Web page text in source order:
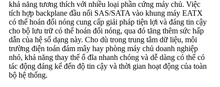
khả năng tương thích với nhiều loại phần cứng máy chủ. Việc
tích hợp backplane đầu nối SAS/SATA vào khung máy EATX
có thể hoán đổi nóng cung cấp giải pháp tiện lợi và đáng tin cậy
cho bộ lưu trữ có thể hoán đổi nóng, qua đó tăng thêm sức hấp
dẫn của hệ số dạng này. Cho dù trong trung tâm dữ liệu, môi
trường điện toán đám mây hay phòng máy chủ doanh nghiệp
nhỏ, khả năng thay thế ổ đĩa nhanh chóng và dễ dàng có thể có
tác động đáng kể đến độ tin cậy và thời gian hoạt động của toàn
bộ hệ thống.